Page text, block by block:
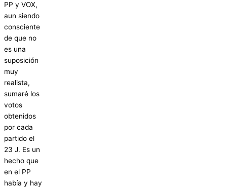
PP y VOX,
aun siendo
consciente
de que no
es una
suposición
muy
realista,
sumaré los
votos
obtenidos
por cada
partido el
23 J. Es un
hecho que
en el PP
había y hay